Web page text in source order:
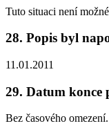
Tuto situaci není
28. Popis byl
11.01.2011
29. Datum konce
Bez časového omezení.